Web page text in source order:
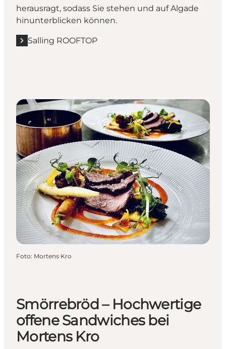
herausragt, sodass Sie stehen und auf Algade
hinunterblicken können.
Salling ROOFTOP
Foto: Mortens Kro
Smörrebröd – Hochwertige
offene Sandwiches bei
Mortens Kro